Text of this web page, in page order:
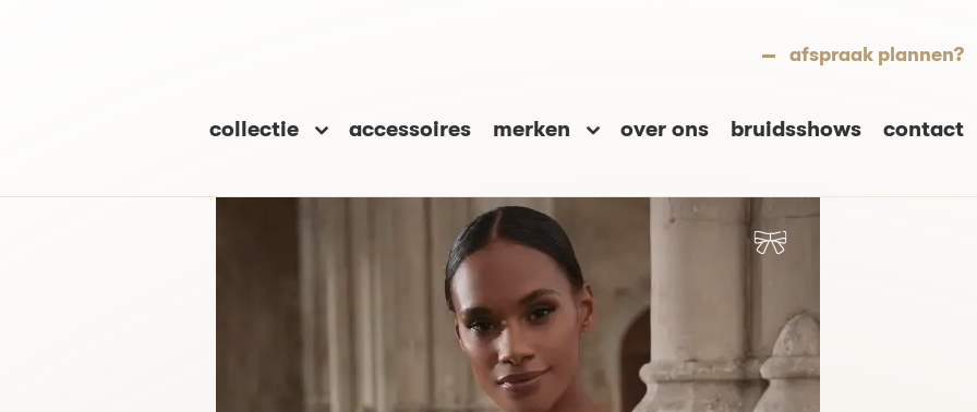
afspraak plannen?
collectie accessoires merken over ons bruidsshows contact